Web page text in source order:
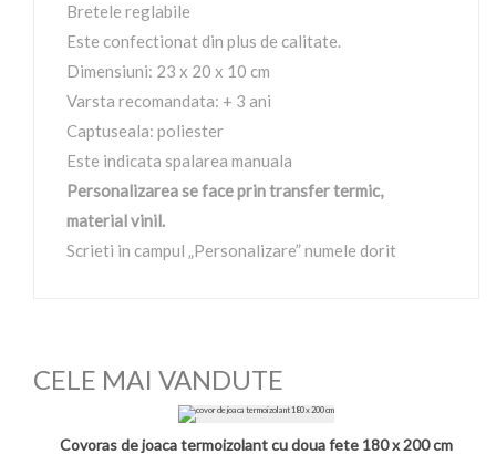
Bretele reglabile
Este confectionat din plus de calitate.
Dimensiuni: 23 x 20 x 10 cm
Varsta recomandata: + 3 ani
Captuseala: poliester
Este indicata spalarea manuala
Personalizarea se face prin transfer termic,
material vinil.
Scrieti in campul „Personalizare” numele dorit
CELE MAI VANDUTE
Covoras de joaca termoizolant cu doua fete 180 x 200 cm